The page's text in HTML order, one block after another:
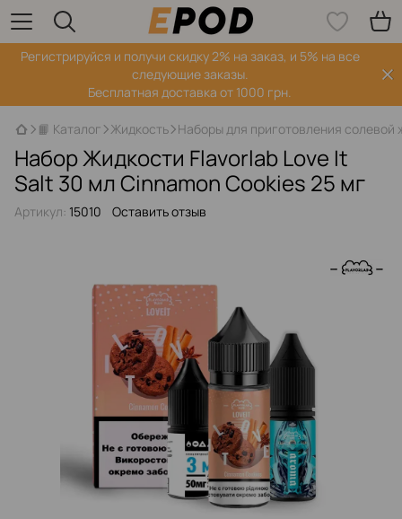
Регистрируйся‌ и получи скидку 2% на заказ, и 5% на все
следующие заказы.
Бесплатная доставка от 1000 грн.
📙 Каталог Жидкость Наборы для приготовления солевой
Набор Жидкости Flavorlab Love It
Salt 30 мл Cinnamon Cookies 25 мг
Артикул: 15010 Оставить отзыв